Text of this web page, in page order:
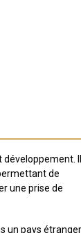
développement. Il
de
une prise de
un pays